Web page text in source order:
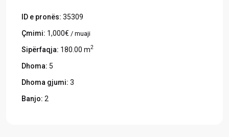
ID e pronës: 35309
Çmimi: 1,000€ / muaji
Sipërfaqja: 180.00 m2
Dhoma: 5
Dhoma gjumi: 3
Banjo: 2